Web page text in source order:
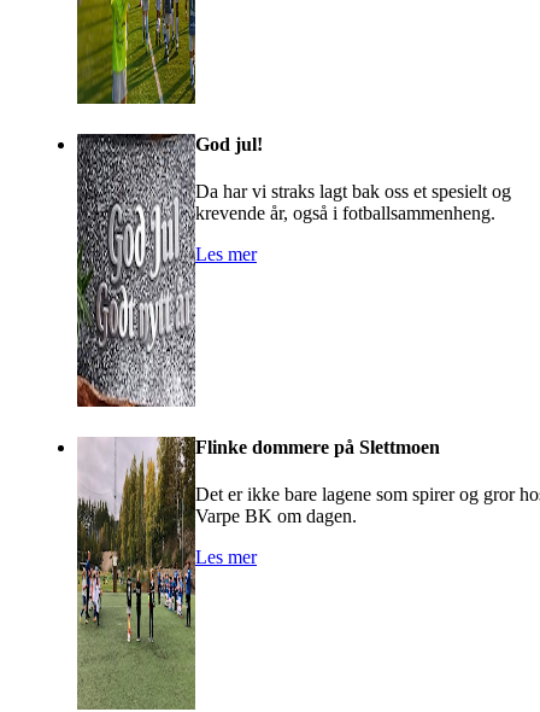
God jul!
Da har vi straks lagt bak oss et spesielt og
krevende år, også i fotballsammenheng.
Les mer
Flinke dommere på Slettmoen
Det er ikke bare lagene som spirer og gror
Varpe BK om dagen.
Les mer